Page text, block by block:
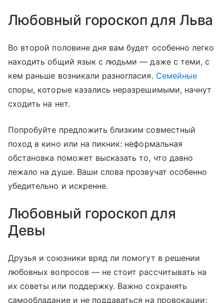
Любовный гороскоп для Льва
Во второй половине дня вам будет особенно легко
находить общий язык с людьми — даже с теми, с
кем раньше возникали разногласия. Семейные
споры, которые казались неразрешимыми, начнут
сходить на нет.
Попробуйте предложить близким совместный
поход в кино или на пикник: неформальная
обстановка поможет высказать то, что давно
лежало на душе. Ваши слова прозвучат особенно
убедительно и искренне.
Любовный гороскоп для
Девы
Друзья и союзники вряд ли помогут в решении
любовных вопросов — не стоит рассчитывать на
их советы или поддержку. Важно сохранять
самообладание и не поддаваться на провокации: